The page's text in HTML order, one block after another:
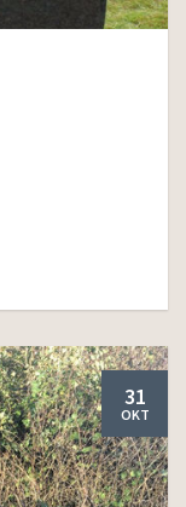
31
OKT